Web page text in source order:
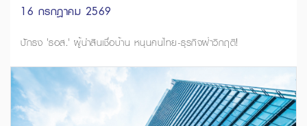
16 กรกฎาคม 2569
ปักธง 'ธอส.' ผู้นำสินเชื่อบ้าน หนุนคนไทย-ธุรกิจฝ่าวิกฤติ!